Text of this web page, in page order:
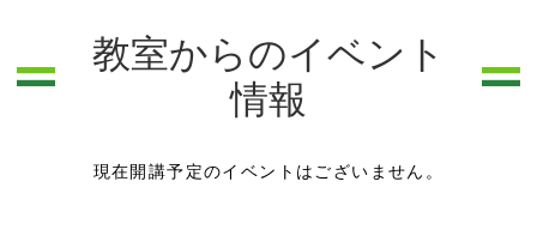
教室からのイベント
情報
現在開講予定のイベントはございません。